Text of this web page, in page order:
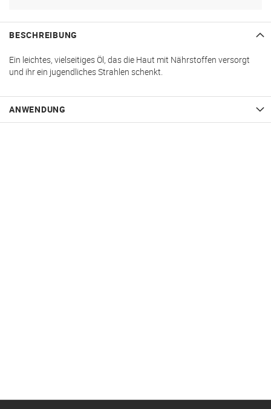
BESCHREIBUNG
Ein leichtes, vielseitiges Öl, das die Haut mit Nährstoffen versorgt
und ihr ein jugendliches Strahlen schenkt.
ANWENDUNG